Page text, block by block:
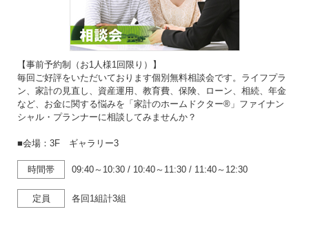
【事前予約制（お1人様1回限り）】
毎回ご好評をいただいております個別無料相談会です。ライフプラ
ン、家計の見直し、資産運用、教育費、保険、ローン、相続、年金
など、お金に関する悩みを「家計のホームドクター®」ファイナン
シャル・プランナーに相談してみませんか？
■会場：3F ギャラリー3
時間帯 09:40～10:30 / 10:40～11:30 / 11:40～12:30
定員 各回1組計3組